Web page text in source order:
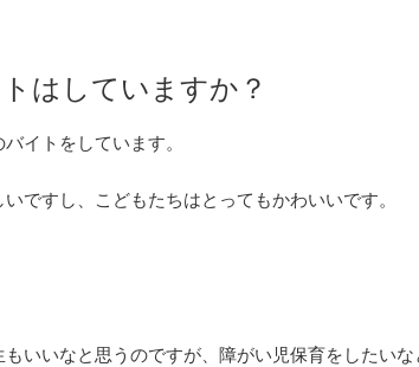
はしていますか？
イトをしています。
ですし、こどもたちはとってもかわいいです。
いいなと思うのですが、障がい児保育をしたいな